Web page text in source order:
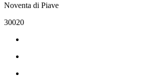
Noventa di Piave
30020